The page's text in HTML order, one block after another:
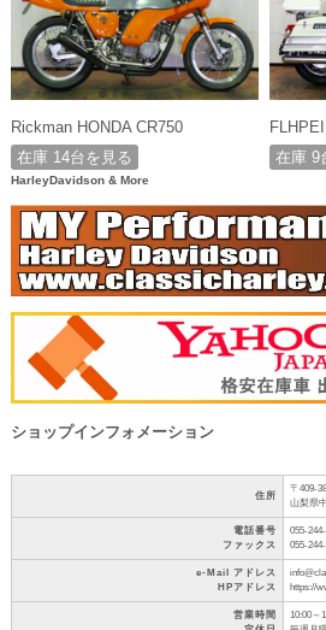
Rickman HONDA CR750
在庫 14台を見る
在庫 9
HarleyDavidson & More
ショップインフォメーション
住所
〒409-
山梨県
電話番号
ファックス
055-
055-
e-Mail アドレス
HPアドレス
https://
営業時間
10:00～